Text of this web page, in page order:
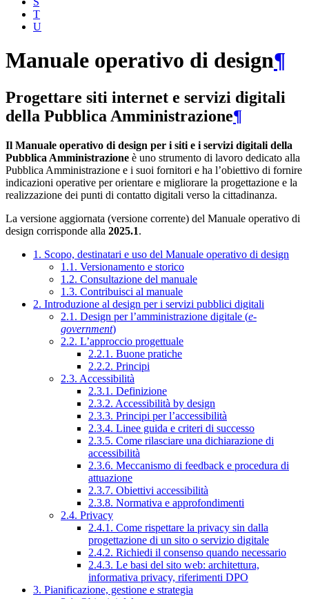
T
U
Manuale operativo di design¶
Progettare siti internet e servizi digitali
della Pubblica Amministrazione¶
Il Manuale operativo di design per i siti e i servizi digitali della
Pubblica Amministrazione è uno strumento di lavoro dedicato alla
Pubblica Amministrazione e i suoi fornitori e ha l’obiettivo di fornire
indicazioni operative per orientare e migliorare la progettazione e la
realizzazione dei punti di contatto digitali verso la cittadinanza.
La versione aggiornata (versione corrente) del Manuale operativo di
design corrisponde alla 2025.1.
1. Scopo, destinatari e uso del Manuale operativo di design
1.1. Versionamento e storico
1.2. Consultazione del manuale
1.3. Contribuisci al manuale
2. Introduzione al design per i servizi pubblici digitali
2.1. Design per l’amministrazione digitale (e-
government)
2.2. L’approccio progettuale
2.2.1. Buone pratiche
2.2.2. Principi
2.3. Accessibilità
2.3.1. Definizione
2.3.2. Accessibilità by design
2.3.3. Principi per l’accessibilità
2.3.4. Linee guida e criteri di successo
2.3.5. Come rilasciare una dichiarazione di
accessibilità
2.3.6. Meccanismo di feedback e procedura di
attuazione
2.3.7. Obiettivi accessibilità
2.3.8. Normativa e approfondimenti
2.4. Privacy
2.4.1. Come rispettare la privacy sin dalla
progettazione di un sito o servizio digitale
2.4.2. Richiedi il consenso quando necessario
2.4.3. Le basi del sito web: architettura,
informativa privacy, riferimenti DPO
3. Pianificazione, gestione e strategia